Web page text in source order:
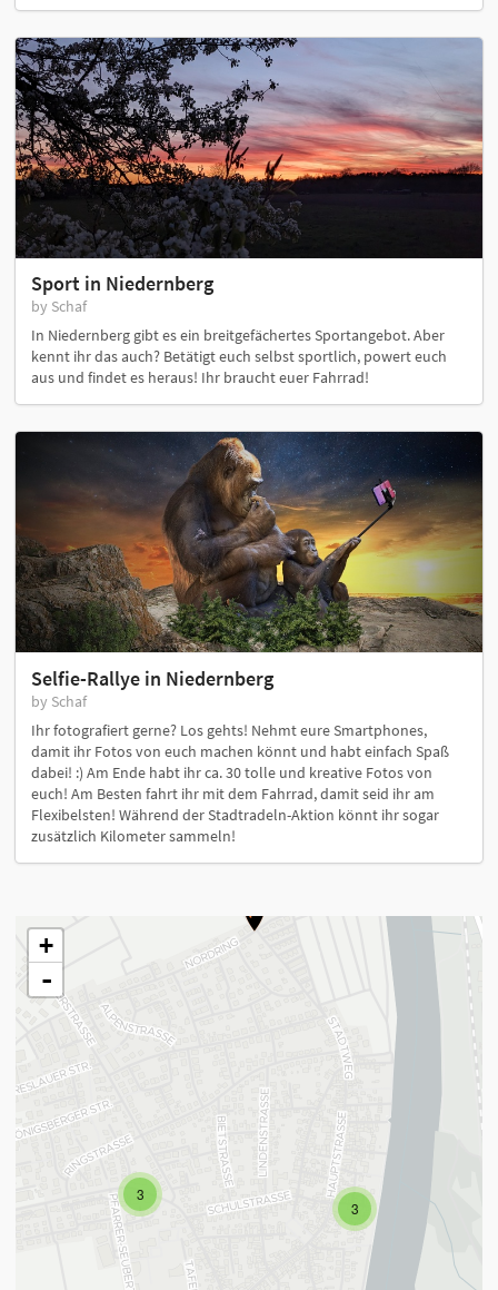
Sport in Niedernberg
by Schaf
In Niedernberg gibt es ein breitgefächertes Sportangebot. Aber
kennt ihr das auch? Betätigt euch selbst sportlich, powert euch
aus und findet es heraus! Ihr braucht euer Fahrrad!
Selfie-Rallye in Niedernberg
by Schaf
Ihr fotografiert gerne? Los gehts! Nehmt eure Smartphones,
damit ihr Fotos von euch machen könnt und habt einfach Spaß
dabei! :) Am Ende habt ihr ca. 30 tolle und kreative Fotos von
euch! Am Besten fahrt ihr mit dem Fahrrad, damit seid ihr am
Flexibelsten! Während der Stadtradeln-Aktion könnt ihr sogar
zusätzlich Kilometer sammeln!
3
3
+
-